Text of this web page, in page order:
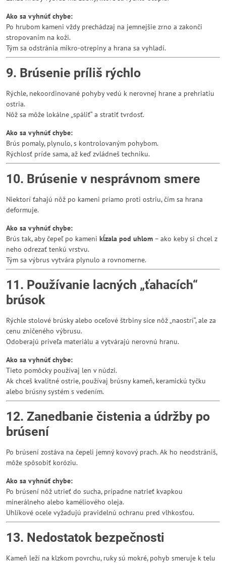
Ako sa vyhnúť chybe:
Po hrubom kameni vždy prechádzaj na jemnejšie zrno a zakonči
stropovaním na koži.
Tým sa odstránia mikro-otrepiny a hrana sa vyhladí.
9. Brúsenie príliš rýchlo
Rýchle, nekoordinované pohyby vedú k nerovnej hrane a prehriatiu
ostria.
Nôž sa môže lokálne „spáliť“ a stratiť tvrdosť.
Ako sa vyhnúť chybe:
Brús pomaly, plynulo, s kontrolovaným pohybom.
Rýchlosť príde sama, až keď zvládneš techniku.
10. Brúsenie v nesprávnom smere
Niektorí ťahajú nôž po kameni priamo proti ostriu, čím sa hrana
deformuje.
Ako sa vyhnúť chybe:
Brús tak, aby čepeľ po kameni kĺzala pod uhlom – ako keby si chcel z
neho odrezať tenkú vrstvu.
Tým sa výbrus vytvára plynulo a rovnomerne.
11. Používanie lacných „ťahacích“
brúsok
Rýchle stolové brúsky alebo oceľové štrbiny síce nôž „naostrí“, ale za
cenu zničeného výbrusu.
Odoberajú priveľa materiálu a vytvárajú nerovnú hranu.
Ako sa vyhnúť chybe:
Tieto pomôcky používaj len v núdzi.
Ak chceš kvalitné ostrie, používaj brúsny kameň, keramickú tyčku
alebo brúsny systém s vedením.
12. Zanedbanie čistenia a údržby po
brúsení
Po brúsení zostáva na čepeli jemný kovový prach. Ak ho neodstrániš,
môže spôsobiť koróziu.
Ako sa vyhnúť chybe:
Po brúsení nôž utrieť do sucha, prípadne natrieť kvapkou
minerálneho alebo kaméliového oleja.
Uhlíkové ocele vyžadujú pravidelnú ochranu pred vlhkosťou.
13. Nedostatok bezpečnosti
Kameň leží na klzkom povrchu, ruky sú mokré, pohyb smeruje k telu